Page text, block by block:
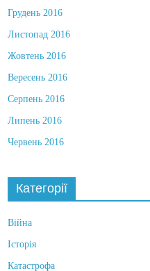
Грудень 2016
Листопад 2016
Жовтень 2016
Вересень 2016
Серпень 2016
Липень 2016
Червень 2016
Категорії
Війна
Історія
Катастрофа